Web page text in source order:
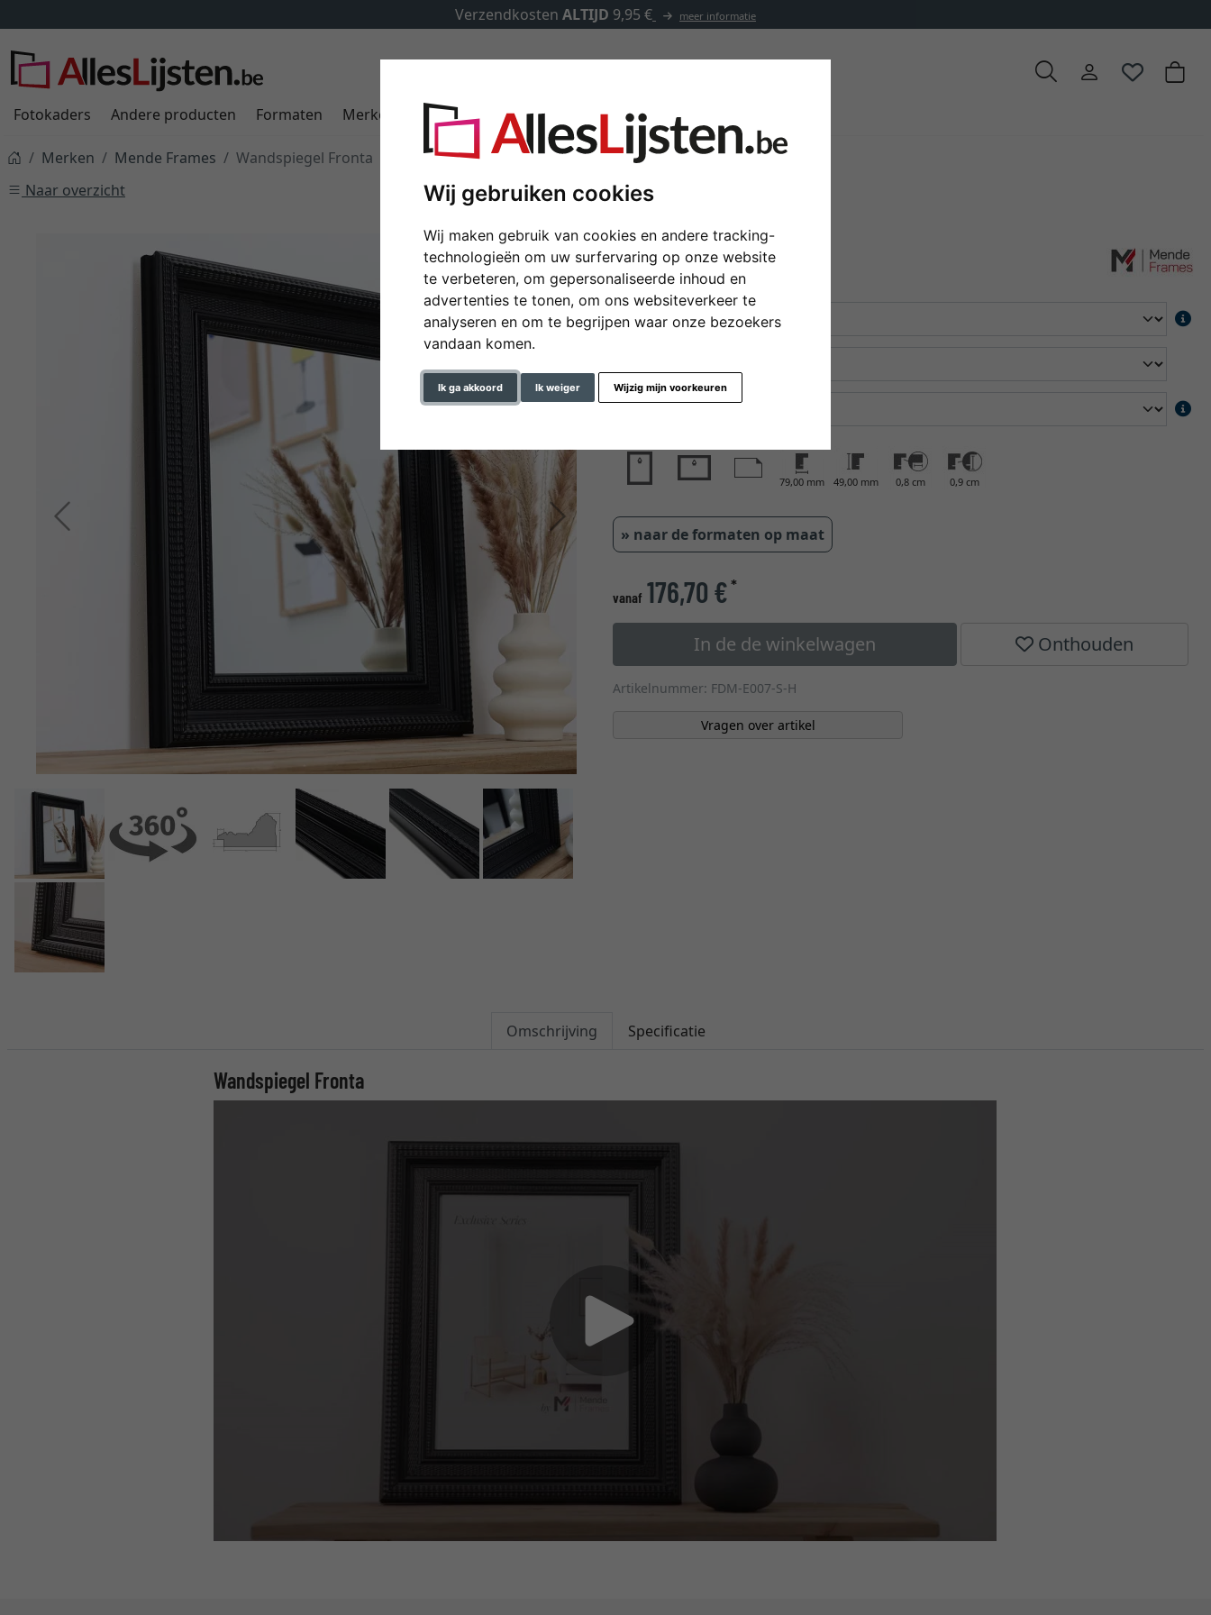
Wij gebruiken cookies
Wij maken gebruik van cookies en andere tracking-
technologieën om uw surfervaring op onze website
te verbeteren, om gepersonaliseerde inhoud en
advertenties te tonen, om ons websiteverkeer te
analyseren en om te begrijpen waar onze bezoekers
vandaan komen.
Ik ga akkoord Ik weiger Wijzig mijn voorkeuren
Verzendkosten ALTIJD 9,95 € meer informatie
Fotokaders Andere producten Formaten Merken Kaders op maat Passe-partouts Toebehoren
Merken Mende Frames
Wandspiegel Fronta
Naar overzicht
Terug Verder
Wandspiegel Fronta
formaat
glastype
79,00 mm 49,00 mm 0,8 cm 0,9 cm
» naar de formaten op maat
vanaf 176,70 €*
In de de winkelwagen Onthouden
Artikelnummer: FDM-E007-S-H
Vragen over artikel
Omschrijving Specificatie
Wandspiegel Fronta